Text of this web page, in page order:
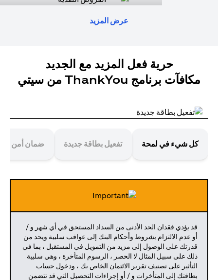
عرض المزيد
حرية فعل المزيد مع الجديد
مكافآت برنامج ThankYou من سيتي
كل شيء في لمحة تفعيل بطاقة جديدة ضمان أمن
قد يؤدي فقدان الحد الأدنى من السداد المستحق في أي شهر و /
أو عدم الالتزام بشروط وأحكام البنك إلى عواقب سلبية ويحد من
قدرتك على الوصول إلى مزيد من التمويل في المستقبل ، بما في
ذلك على سبيل المثال لا الحصر ، الرسوم المتأخرة ، وهي سلبية
التأثير على تصنيف تقرير الائتمان الخاص بك ، ودخول حساب
بطاقتك إلى المتأخرات و / أو إجراءات التحصيل التي قد تتضمن